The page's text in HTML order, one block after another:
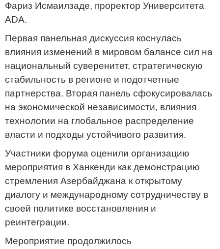
Фариз Исмаилзаде, проректор Университета
ADA.
Первая панельная дискуссия коснулась
влияния изменений в мировом балансе сил на
национальный суверенитет, стратегическую
стабильность в регионе и подотчетные
партнерства. Вторая панель сфокусировалась
на экономической независимости, влияния
технологии на глобальное распределение
власти и подходы устойчивого развития.
Участники форума оценили организацию
мероприятия в Ханкенди как демонстрацию
стремления Азербайджана к открытому
диалогу и международному сотрудничеству в
своей политике восстановления и
реинтеграции.
Мероприятие продолжилось